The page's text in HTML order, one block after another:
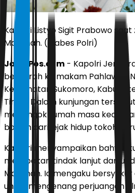
Kapolri Listyo Sigit Prabowo
Marsinah. (Mabes Polri)
JawaPos.com - Kapolri
berziarah ke makam Pahlawan
Kecamatan Sukomoro,
Timur. Dalam kunjungan
menengok rumah masa kecil
bagian dari jejak hidup tokoh
Kapolri menyampaikan bahwa
merupakan tindak lanjut dari
Marsinah. Ia mengaku
untuk mengenang perjuangan